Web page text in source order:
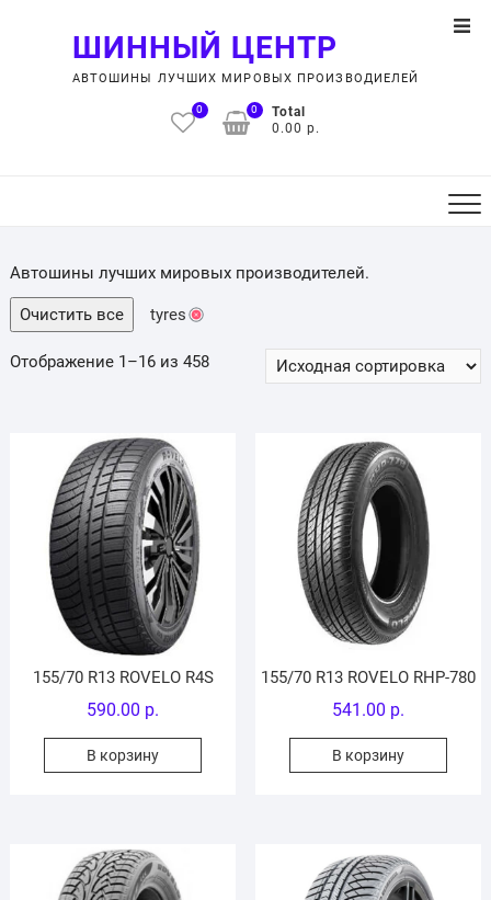
ШИННЫЙ ЦЕНТР
АВТОШИНЫ ЛУЧШИХ МИРОВЫХ ПРОИЗВОДИЕЛЕЙ
0
Total
0.00 р.
0
Автошины лучших мировых производителей.
Очистить все tyres
Отображение 1–16 из 458
155/70 R13 ROVELO R4S
590.00 р.
В корзину
155/70 R13 ROVELO RHP-780
541.00 р.
В корзину